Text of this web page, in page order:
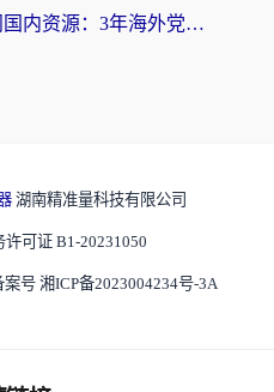
北美回国无缝访问国内资源：3年海外党亲测的加速器选择指南
湖南精准量科技有限公司
可证 B1-20231050
号 湘ICP备2023004234号-3A